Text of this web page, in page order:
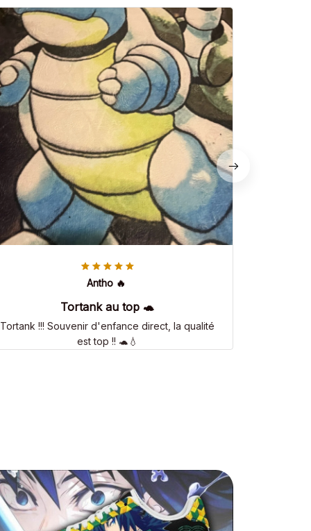
Antho 🔥
Tortank au top 🐢
Tortank !!! Souvenir d'enfance direct, la qualité
est top !! 🐢💧